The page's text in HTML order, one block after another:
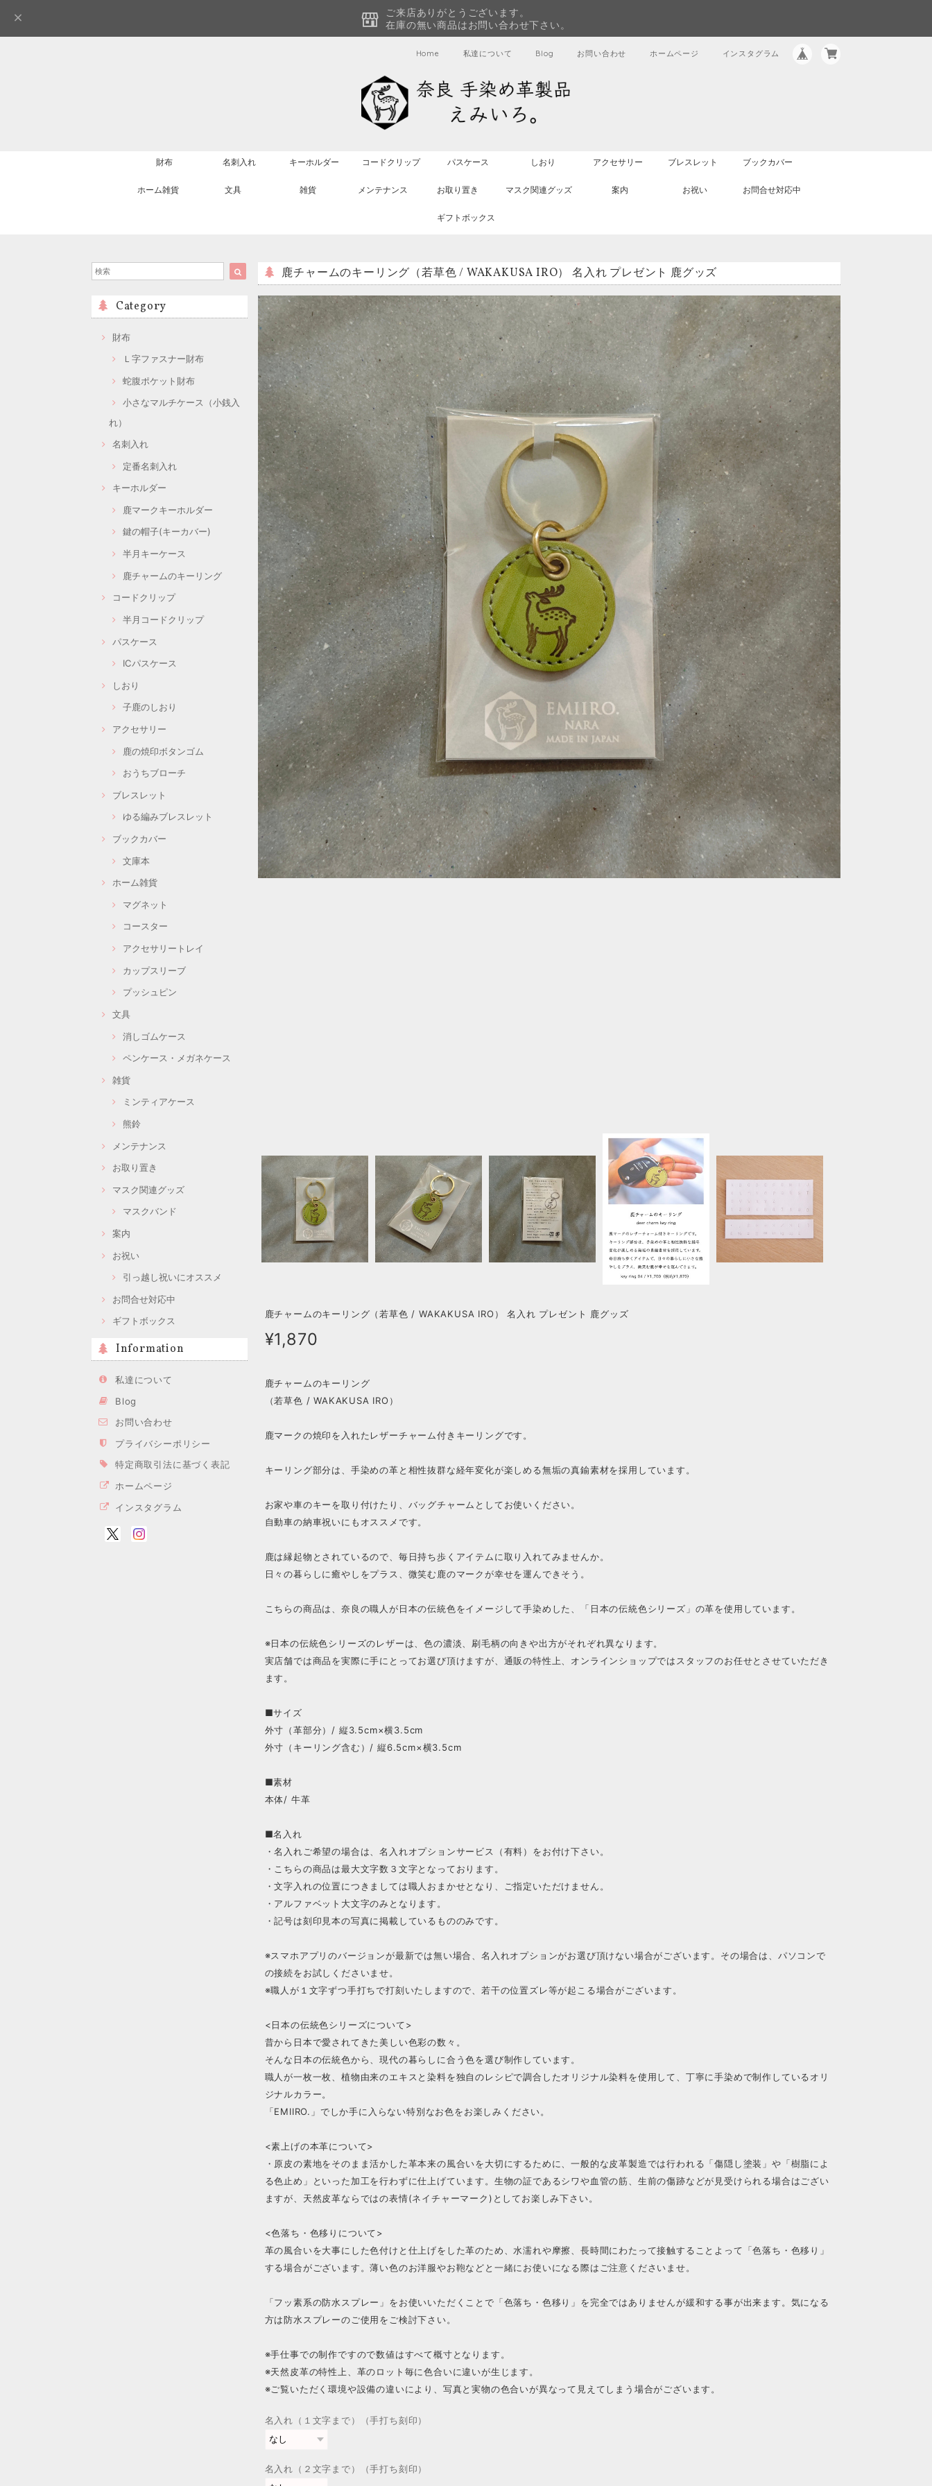
ご来店ありがとうございます。
在庫の無い商品はお問い合わせ下さい。
Home 私達について Blog お問い合わせ ホームページ インスタグラム
財布 名刺入れ キーホルダー コードクリップ パスケース しおり アクセサリー ブレスレット ブックカバー
ホーム雑貨 文具 雑貨 メンテナンス お取り置き マスク関連グッズ 案内 お祝い お問合せ対応中
ギフトボックス
Category
財布
Ｌ字ファスナー財布
蛇腹ポケット財布
小さなマルチケース（小銭入
れ）
名刺入れ
定番名刺入れ
キーホルダー
鹿マークキーホルダー
鍵の帽子(キーカバー)
半月キーケース
鹿チャームのキーリング
コードクリップ
半月コードクリップ
パスケース
ICパスケース
しおり
子鹿のしおり
アクセサリー
鹿の焼印ボタンゴム
おうちブローチ
ブレスレット
ゆる編みブレスレット
ブックカバー
文庫本
ホーム雑貨
マグネット
コースター
アクセサリートレイ
カップスリーブ
プッシュピン
文具
消しゴムケース
ペンケース・メガネケース
雑貨
ミンティアケース
熊鈴
メンテナンス
お取り置き
マスク関連グッズ
マスクバンド
案内
お祝い
引っ越し祝いにオススメ
お問合せ対応中
ギフトボックス
Information
私達について
Blog
お問い合わせ
プライバシーポリシー
特定商取引法に基づく表記
ホームページ
インスタグラム
鹿チャームのキーリング（若草色 / WAKAKUSA IRO） 名入れ プレゼント 鹿グッズ
鹿チャームのキーリング（若草色 / WAKAKUSA IRO） 名入れ プレゼント 鹿グッズ
¥1,870
鹿チャームのキーリング
（若草色 / WAKAKUSA IRO）
鹿マークの焼印を入れたレザーチャーム付きキーリングです。
キーリング部分は、手染めの革と相性抜群な経年変化が楽しめる無垢の真鍮素材を採用しています。
お家や車のキーを取り付けたり、バッグチャームとしてお使いください。
自動車の納車祝いにもオススメです。
鹿は縁起物とされているので、毎日持ち歩くアイテムに取り入れてみませんか。
日々の暮らしに癒やしをプラス、微笑む鹿のマークが幸せを運んできそう。
こちらの商品は、奈良の職人が日本の伝統色をイメージして手染めした、「日本の伝統色シリーズ」の革を使用しています。
※日本の伝統色シリーズのレザーは、色の濃淡、刷毛柄の向きや出方がそれぞれ異なります。
実店舗では商品を実際に手にとってお選び頂けますが、通販の特性上、オンラインショップではスタッフのお任せとさせていただき
ます。
■サイズ
外寸（革部分）/ 縦3.5cm×横3.5cm
外寸（キーリング含む）/ 縦6.5cm×横3.5cm
■素材
本体/ 牛革
■名入れ
・名入れご希望の場合は、名入れオプションサービス（有料）をお付け下さい。
・こちらの商品は最大文字数３文字となっております。
・文字入れの位置につきましては職人おまかせとなり、ご指定いただけません。
・アルファベット大文字のみとなります。
・記号は刻印見本の写真に掲載しているもののみです。
※スマホアプリのバージョンが最新では無い場合、名入れオプションがお選び頂けない場合がございます。その場合は、パソコンで
の接続をお試しくださいませ。
※職人が１文字ずつ手打ちで打刻いたしますので、若干の位置ズレ等が起こる場合がございます。
<日本の伝統色シリーズについて>
昔から日本で愛されてきた美しい色彩の数々。
そんな日本の伝統色から、現代の暮らしに合う色を選び制作しています。
職人が一枚一枚、植物由来のエキスと染料を独自のレシピで調合したオリジナル染料を使用して、丁寧に手染めで制作しているオリ
ジナルカラー。
「EMIIRO.」でしか手に入らない特別なお色をお楽しみください。
<素上げの本革について>
・原皮の素地をそのまま活かした革本来の風合いを大切にするために、一般的な皮革製造では行われる「傷隠し塗装」や「樹脂によ
る色止め」といった加工を行わずに仕上げています。生物の証であるシワや血管の筋、生前の傷跡などが見受けられる場合はござい
ますが、天然皮革ならではの表情(ネイチャーマーク)としてお楽しみ下さい。
<色落ち・色移りについて>
革の風合いを大事にした色付けと仕上げをした革のため、水濡れや摩擦、長時間にわたって接触することよって「色落ち・色移り」
する場合がございます。薄い色のお洋服やお鞄などと一緒にお使いになる際はご注意くださいませ。
「フッ素系の防水スプレー」をお使いいただくことで「色落ち・色移り」を完全ではありませんが緩和する事が出来ます。気になる
方は防水スプレーのご使用をご検討下さい。
※手仕事での制作ですので数値はすべて概寸となります。
※天然皮革の特性上、革のロット毎に色合いに違いが生じます。
※ご覧いただく環境や設備の違いにより、写真と実物の色合いが異なって見えてしまう場合がございます。
名入れ（１文字まで）（手打ち刻印）
名入れ（２文字まで）（手打ち刻印）